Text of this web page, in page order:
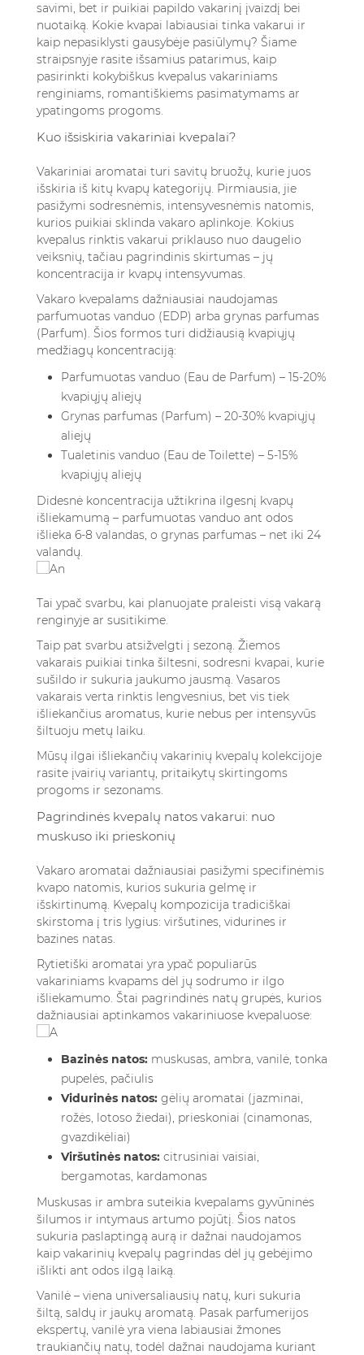
savimi, bet ir puikiai papildo vakarinį įvaizdį bei
nuotaiką. Kokie kvapai labiausiai tinka vakarui ir
kaip nepasiklysti gausybėje pasiūlymų? Šiame
straipsnyje rasite išsamius patarimus, kaip
pasirinkti kokybiškus kvepalus vakariniams
renginiams, romantiškiems pasimatymams ar
ypatingoms progoms.
Kuo išsiskiria vakariniai kvepalai?
Vakariniai aromatai turi savitų bruožų, kurie juos
išskiria iš kitų kvapų kategorijų. Pirmiausia, jie
pasižymi sodresnėmis, intensyvesnėmis natomis,
kurios puikiai sklinda vakaro aplinkoje. Kokius
kvepalus rinktis vakarui priklauso nuo daugelio
veiksnių, tačiau pagrindinis skirtumas – jų
koncentracija ir kvapų intensyvumas.
Vakaro kvepalams dažniausiai naudojamas
parfumuotas vanduo (EDP) arba grynas parfumas
(Parfum). Šios formos turi didžiausią kvapiųjų
medžiagų koncentraciją:
Parfumuotas vanduo (Eau de Parfum) – 15-20%
kvapiųjų aliejų
Grynas parfumas (Parfum) – 20-30% kvapiųjų
aliejų
Tualetinis vanduo (Eau de Toilette) – 5-15%
kvapiųjų aliejų
Didesnė koncentracija užtikrina ilgesnį kvapų
išliekamumą – parfumuotas vanduo ant odos
išlieka 6-8 valandas, o grynas parfumas – net iki 24
valandų.
Tai ypač svarbu, kai planuojate praleisti visą vakarą
renginyje ar susitikime.
Taip pat svarbu atsižvelgti į sezoną. Žiemos
vakarais puikiai tinka šiltesni, sodresni kvapai, kurie
sušildo ir sukuria jaukumo jausmą. Vasaros
vakarais verta rinktis lengvesnius, bet vis tiek
išliekančius aromatus, kurie nebus per intensyvūs
šiltuoju metų laiku.
Mūsų ilgai išliekančių vakarinių kvepalų kolekcijoje
rasite įvairių variantų, pritaikytų skirtingoms
progoms ir sezonams.
Pagrindinės kvepalų natos vakarui: nuo
muskuso iki prieskonių
Vakaro aromatai dažniausiai pasižymi specifinėmis
kvapo natomis, kurios sukuria gelmę ir
išskirtinumą. Kvepalų kompozicija tradiciškai
skirstoma į tris lygius: viršutines, vidurines ir
bazines natas.
Rytietiški aromatai yra ypač populiarūs
vakariniams kvapams dėl jų sodrumo ir ilgo
išliekamumo. Štai pagrindinės natų grupės, kurios
dažniausiai aptinkamos vakariniuose kvepaluose:
Bazinės natos: muskusas, ambra, vanilė, tonka
pupelės, pačiulis
Vidurinės natos: gėlių aromatai (jazminai,
rožės, lotoso žiedai), prieskoniai (cinamonas,
gvazdikėliai)
Viršutinės natos: citrusiniai vaisiai,
bergamotas, kardamonas
Muskusas ir ambra suteikia kvepalams gyvūninės
šilumos ir intymaus artumo pojūtį. Šios natos
sukuria paslaptingą aurą ir dažnai naudojamos
kaip vakarinių kvepalų pagrindas dėl jų gebėjimo
išlikti ant odos ilgą laiką.
Vanilė – viena universaliausių natų, kuri sukuria
šiltą, saldų ir jaukų aromatą. Pasak parfumerijos
ekspertų, vanilė yra viena labiausiai žmones
traukiančių natų, todėl dažnai naudojama kuriant